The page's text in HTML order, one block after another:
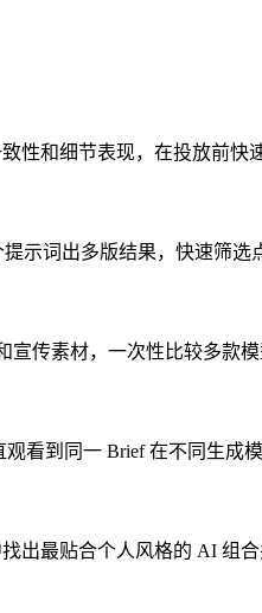
性和细节表现，在投放前快
示词出多版结果，快速筛选
传素材，一次性比较多款模
看到同一 Brief 在不同生成
出最贴合个人风格的 AI 组合